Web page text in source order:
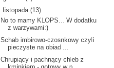
listopada (13)
No to mamy KLOPS... W dodatku
z warzywami:)
Schab imbirowo-czosnkowy czyli
pieczyste na obiad ...
Chrupiący i pachnący chleb z